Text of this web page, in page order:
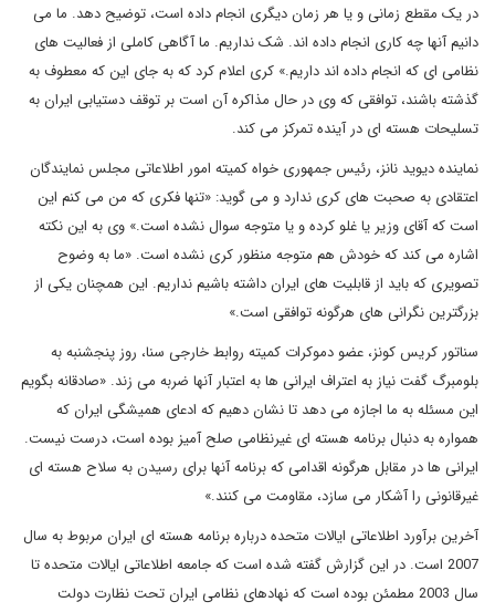
در یک مقطع زمانی و یا هر زمان دیگری انجام داده است، توضیح دهد. ما می
دانیم آنها چه کاری انجام داده اند. شک نداریم. ما آگاهی کاملی از فعالیت های
نظامی ای که انجام داده اند داریم.» کری اعلام کرد که به جای این که معطوف به
گذشته باشند، توافقی که وی در حال مذاکره آن است بر توقف دستیابی ایران به
تسلیحات هسته ای در آینده تمرکز می کند.
نماینده دیوید نانز، رئیس جمهوری خواه کمیته امور اطلاعاتی مجلس نمایندگان
اعتقادی به صحبت های کری ندارد و می گوید: «تنها فکری که من می کنم این
است که آقای وزیر یا غلو کرده و یا متوجه سوال نشده است.» وی به این نکته
اشاره می کند که خودش هم متوجه منظور کری نشده است. «ما به وضوح
تصویری که باید از قابلیت های ایران داشته باشیم نداریم. این همچنان یکی از
بزرگترین نگرانی های هرگونه توافقی است.»
سناتور کریس کونز، عضو دموکرات کمیته روابط خارجی سنا، روز پنجشنبه به
بلومبرگ گفت نیاز به اعتراف ایرانی ها به اعتبار آنها ضربه می زند. «صادقانه بگویم
این مسئله به ما اجازه می دهد تا نشان دهیم که ادعای همیشگی ایران که
همواره به دنبال برنامه هسته ای غیرنظامی صلح آمیز بوده است، درست نیست.
ایرانی ها در مقابل هرگونه اقدامی که برنامه آنها برای رسیدن به سلاح هسته ای
غیرقانونی را آشکار می سازد، مقاومت می کنند.»
آخرین برآورد اطلاعاتی ایالات متحده درباره برنامه هسته ای ایران مربوط به سال
2007 است. در این گزارش گفته شده است که جامعه اطلاعاتی ایالات متحده تا
سال 2003 مطمئن بوده است که نهادهای نظامی ایران تحت نظارت دولت